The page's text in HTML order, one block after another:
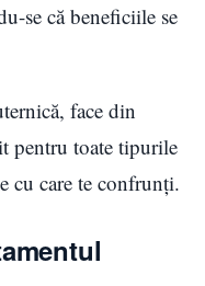
se că beneficiile se
face din
pentru toate tipurile
cu care te confrunți.